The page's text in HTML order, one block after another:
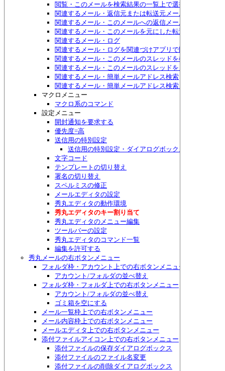
閲覧・このメールを検索結果の一覧上で選択する
関連するメール・返信元または転送元メール
関連するメール・このメールへの返信メール
関連するメール・このメールを元にした転送メール
関連するメール・ログ
関連するメール・ログを関連づけアプリで開く
関連するメール・このメールのスレッドを検索
関連するメール・このメールのスレッドをメニュー表示
関連するメール・簡単メールアドレス検索
関連するメール・簡単メールアドレス検索メニュー表示
マクロメニュー
マクロ系のコマンド
設定メニュー
開封通知を要求する
優先度=高
送信用の特別設定
送信用の特別設定・ダイアログボックス
文字コード
テンプレートの切り替え
署名の切り替え
スペルミスの修正
メールエディタの設定
秀丸エディタの動作環境
秀丸エディタのキー割り当て
秀丸エディタのメニュー編集
ツールバーの設定
秀丸エディタのコマンド一覧
編集を許可する
秀丸メールの右ボタンメニュー
フォルダ枠・アカウント上での右ボタンメニュー
アカウント/フォルダの並べ替え
フォルダ枠・フォルダ上での右ボタンメニュー
アカウント/フォルダの並べ替え
ゴミ箱を空にする
メール一覧枠上での右ボタンメニュー
メール内容枠上での右ボタンメニュー
メールエディタ上での右ボタンメニュー
添付ファイルアイコン上での右ボタンメニュー
添付ファイルの保存ダイアログボックス
添付ファイルのファイル名変更
添付ファイルの削除ダイアログボックス